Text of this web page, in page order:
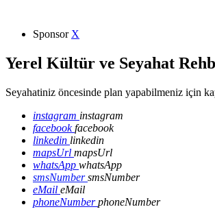
Sponsor X
Yerel Kültür ve Seyahat
Seyahatiniz öncesinde plan yapabilmeniz için
instagram instagram
facebookfacebook
linkedin linkedin
mapsUrl mapsUrl
whatsApp whatsApp
smsNumbersmsNumber
eMail eMail
phoneNumberphoneNumber